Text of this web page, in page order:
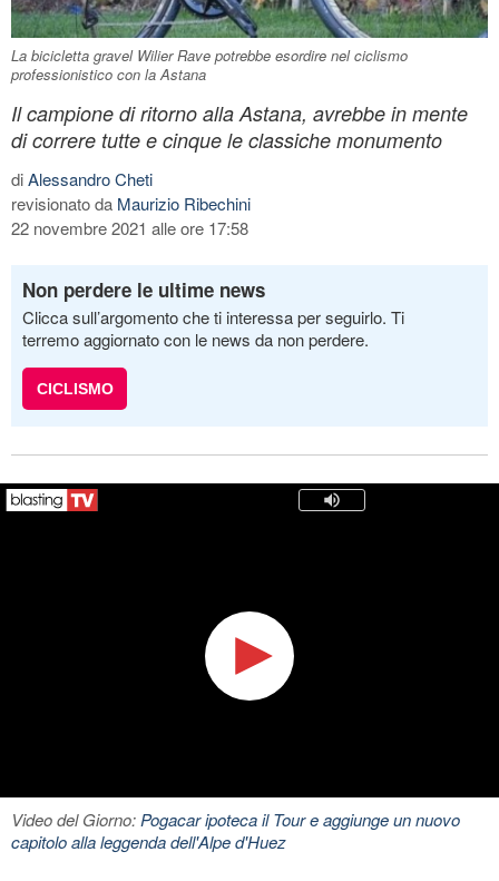
La bicicletta gravel Wilier Rave potrebbe esordire nel ciclismo
professionistico con la Astana
Il campione di ritorno alla Astana, avrebbe in mente
di correre tutte e cinque le classiche monumento
diAlessandro Cheti
revisionato da Maurizio Ribechini
22 novembre 2021 alle ore 17:58
Non perdere le ultime news
Clicca sull’argomento che ti interessa per seguirlo. Ti
terremo aggiornato con le news da non perdere.
CICLISMO
Video del Giorno:Pogacar ipoteca il Tour e aggiunge un nuovo
capitolo alla leggenda dell'Alpe d'Huez